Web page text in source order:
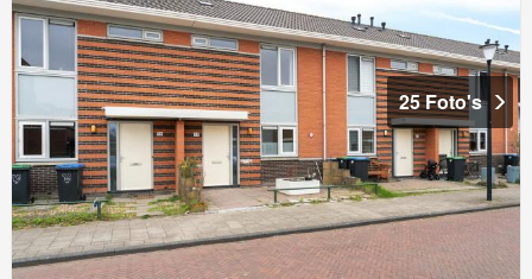
25 Foto's